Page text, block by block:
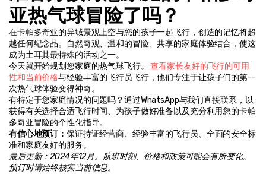
亚热气球冒险了吗？
在卡帕多奇亚的异域景观上空与您的孩子一起飞行，创造的记忆将超
越任何纪念品。自然奇观、温和的冒险、共享的家庭体验结合，使这
成为土耳其最特殊的活动之一。
今天就开始规划您家庭的热气球飞行。
查看家长友好的飞行的可用
性和当前价格与经验丰富的飞行员飞行，他们专注于让孩子们的第一
次热气球体验变得神奇。
有特定于您家庭情况的问题吗？通过WhatsApp与我们直接联系，以
获得有关选择合适飞行时间、为孩子做好准备以及充分利用您的卡帕
多奇亚冒险的个性化指导。
有信心地预订：保证持证经营商、经验丰富的飞行员、全面的安全标
准和家庭友好的服务。
最后更新：2024年12月。航班时刻、价格和政策可能会有所变化。
预订时请始终核实当前信息。